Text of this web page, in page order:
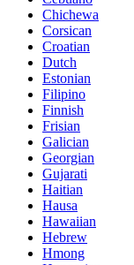
Chichewa
Corsican
Croatian
Dutch
Estonian
Filipino
Finnish
Frisian
Galician
Georgian
Gujarati
Haitian
Hausa
Hawaiian
Hebrew
Hmong